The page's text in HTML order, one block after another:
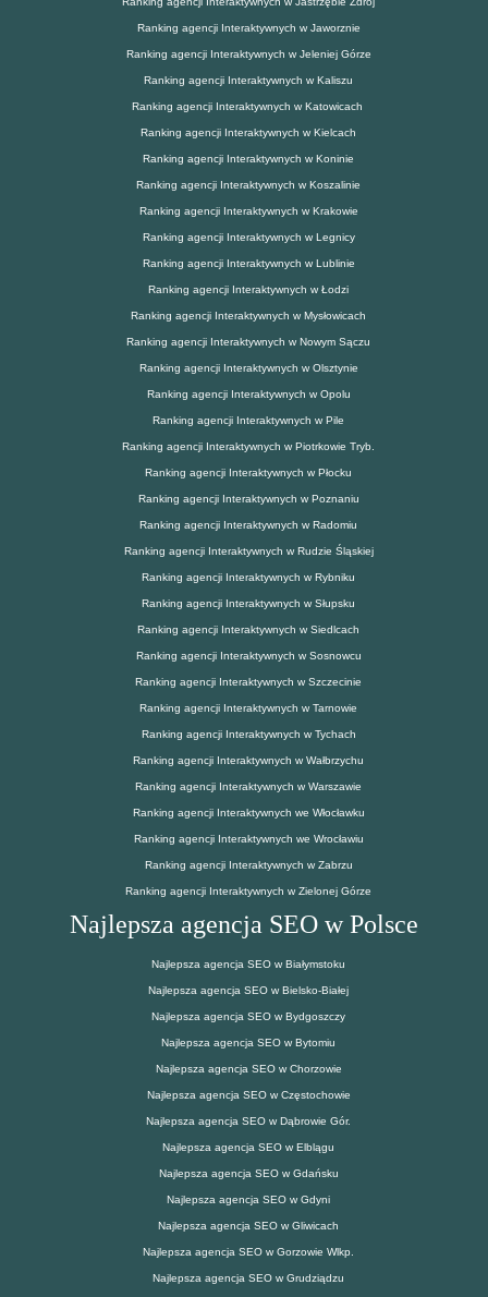
Ranking agencji Interaktywnych w Jaworznie
Ranking agencji Interaktywnych w Jeleniej Górze
Ranking agencji Interaktywnych w Kaliszu
Ranking agencji Interaktywnych w Katowicach
Ranking agencji Interaktywnych w Kielcach
Ranking agencji Interaktywnych w Koninie
Ranking agencji Interaktywnych w Koszalinie
Ranking agencji Interaktywnych w Krakowie
Ranking agencji Interaktywnych w Legnicy
Ranking agencji Interaktywnych w Lublinie
Ranking agencji Interaktywnych w Łodzi
Ranking agencji Interaktywnych w Mysłowicach
Ranking agencji Interaktywnych w Nowym Sączu
Ranking agencji Interaktywnych w Olsztynie
Ranking agencji Interaktywnych w Opolu
Ranking agencji Interaktywnych w Pile
Ranking agencji Interaktywnych w Piotrkowie Tryb.
Ranking agencji Interaktywnych w Płocku
Ranking agencji Interaktywnych w Poznaniu
Ranking agencji Interaktywnych w Radomiu
Ranking agencji Interaktywnych w Rudzie Śląskiej
Ranking agencji Interaktywnych w Rybniku
Ranking agencji Interaktywnych w Słupsku
Ranking agencji Interaktywnych w Siedlcach
Ranking agencji Interaktywnych w Sosnowcu
Ranking agencji Interaktywnych w Szczecinie
Ranking agencji Interaktywnych w Tarnowie
Ranking agencji Interaktywnych w Tychach
Ranking agencji Interaktywnych w Wałbrzychu
Ranking agencji Interaktywnych w Warszawie
Ranking agencji Interaktywnych we Włocławku
Ranking agencji Interaktywnych we Wrocławiu
Ranking agencji Interaktywnych w Zabrzu
Ranking agencji Interaktywnych w Zielonej Górze
Najlepsza agencja SEO w Polsce
Najlepsza agencja SEO w Białymstoku
Najlepsza agencja SEO w Bielsko-Białej
Najlepsza agencja SEO w Bydgoszczy
Najlepsza agencja SEO w Bytomiu
Najlepsza agencja SEO w Chorzowie
Najlepsza agencja SEO w Częstochowie
Najlepsza agencja SEO w Dąbrowie Gór.
Najlepsza agencja SEO w Elblągu
Najlepsza agencja SEO w Gdańsku
Najlepsza agencja SEO w Gdyni
Najlepsza agencja SEO w Gliwicach
Najlepsza agencja SEO w Gorzowie Wlkp.
Najlepsza agencja SEO w Grudziądzu